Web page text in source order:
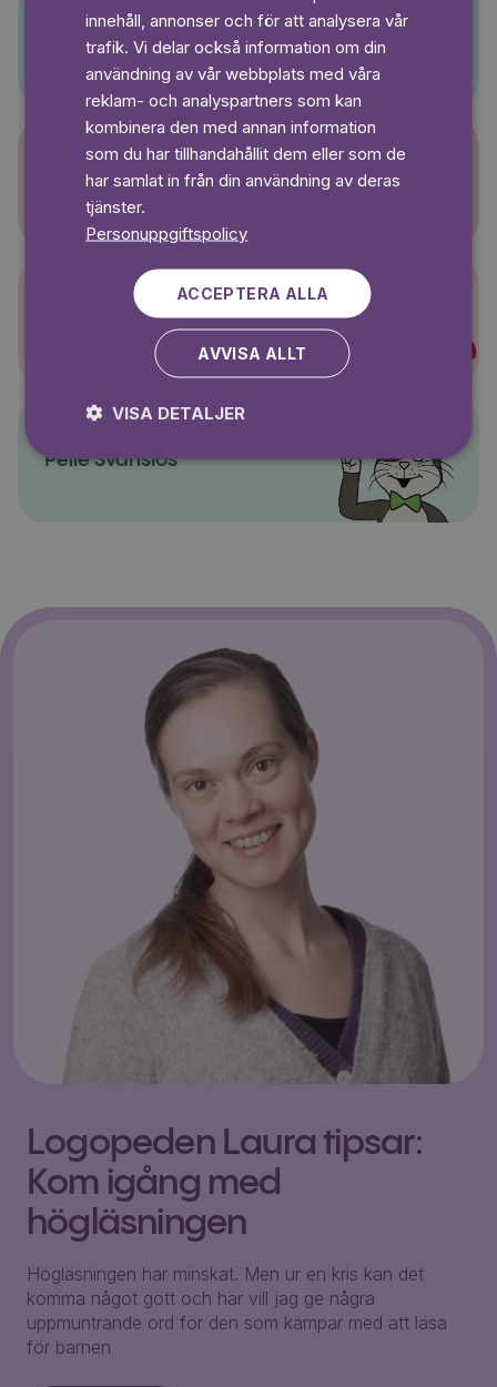
Sagasagor
Super-Charlie
Pelle Svanslös
Logopeden Laura tipsar:
Kom igång med
högläsningen
Högläsningen har minskat. Men ur en kris kan det
komma något gott och här vill jag ge några
uppmuntrande ord för den som kämpar med att läsa
för barnen
innehåll, annonser och för att analysera vår
trafik. Vi delar också information om din
användning av vår webbplats med våra
reklam- och analyspartners som kan
kombinera den med annan information
som du har tillhandahållit dem eller som de
har samlat in från din användning av deras
tjänster.
Personuppgiftspolicy
ACCEPTERA ALLA
AVVISA ALLT
VISA DETALJER